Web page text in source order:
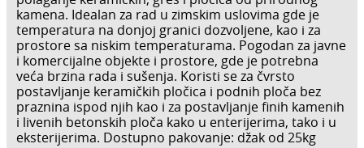
kamena. Idealan za rad u zimskim uslovima gde je
temperatura na donjoj granici dozvoljene, kao i za
prostore sa niskim temperaturama. Pogodan za javne
i komercijalne objekte i prostore, gde je potrebna
veća brzina rada i sušenja. Koristi se za čvrsto
postavljanje keramičkih pločica i podnih ploča bez
praznina ispod njih kao i za postavljanje finih kamenih
i livenih betonskih ploča kako u enterijerima, tako i u
eksterijerima. Dostupno pakovanje: džak od 25kg